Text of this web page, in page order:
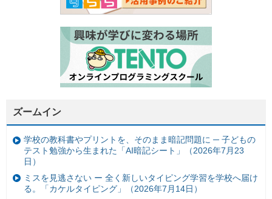
ズームイン
学校の教科書やプリントを、そのまま暗記問題に ─ 子どもの
テスト勉強から生まれた「AI暗記シート」（2026年7月23
日）
ミスを見逃さない ー 全く新しいタイピング学習を学校へ届け
る。「カケルタイピング」（2026年7月14日）